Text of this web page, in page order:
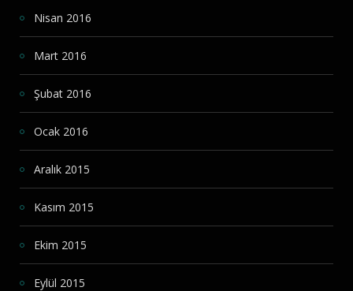
Nisan 2016
Mart 2016
Şubat 2016
Ocak 2016
Aralık 2015
Kasım 2015
Ekim 2015
Eylül 2015